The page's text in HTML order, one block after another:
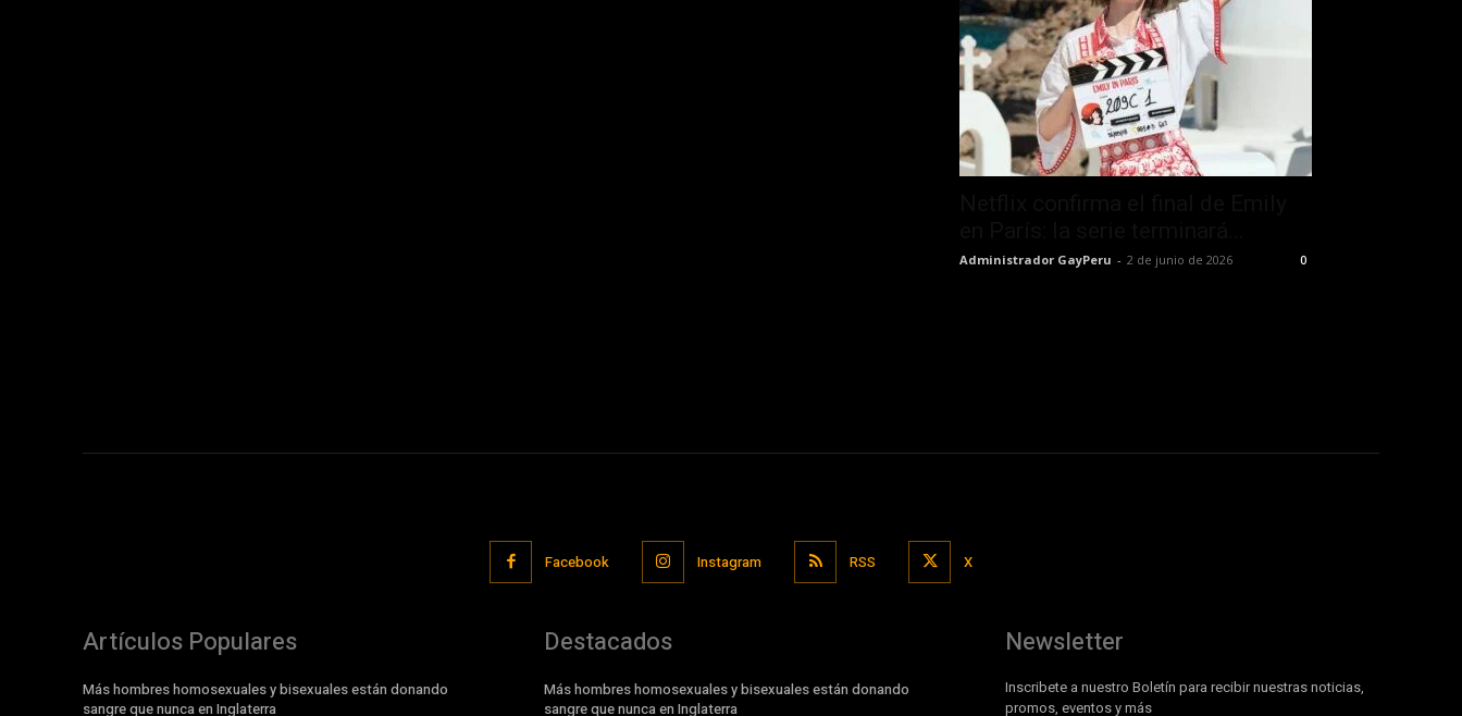
Administrador GayPeru - 2 de junio de 2026 0
Facebook Instagram RSS X
Artículos Populares
Más hombres homosexuales y bisexuales están donando
sangre que nunca en Inglaterra
Destacados
Más hombres homosexuales y bisexuales están donando
sangre que nunca en Inglaterra
Newsletter
Inscribete a nuestro Boletín para recibir nuestras noticias,
promos, eventos y más